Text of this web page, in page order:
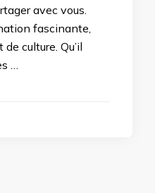
avec vous.
fascinante,
culture. Qu’il
…